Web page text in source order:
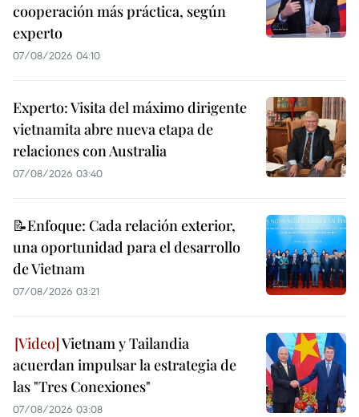
cooperación más práctica, según
experto
07/08/2026 04:10
Experto: Visita del máximo dirigente
vietnamita abre nueva etapa de
relaciones con Australia
07/08/2026 03:40
📝Enfoque: Cada relación exterior,
una oportunidad para el desarrollo
de Vietnam
07/08/2026 03:21
Vietnam y Tailandia
acuerdan impulsar la estrategia de
las "Tres Conexiones"
07/08/2026 03:08